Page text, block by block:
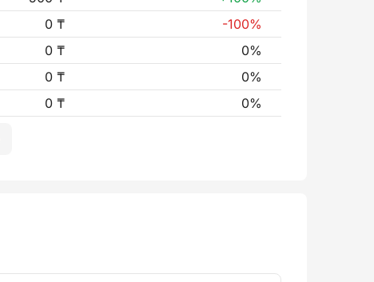
0 ₸
-100%
0 ₸
0%
0 ₸
0%
0 ₸ 0%